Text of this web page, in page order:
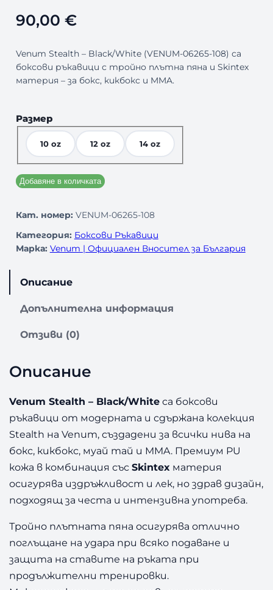
90,00 €
Venum Stealth – Black/White (VENUM-06265-108) са
боксови ръкавици с тройно плътна пяна и Skintex
материя – за бокс, кикбокс и MMA.
Размер
10 oz 12 oz 14 oz
Добавяне в количката
Кат. номер: VENUM-06265-108
Категория: Боксови Ръкавици
Марка: Venum | Официален Вносител за България
Описание
Допълнителна информация
Отзиви (0)
Описание
Venum Stealth – Black/White са боксови
ръкавици от модерната и сдържана колекция
Stealth на Venum, създадени за всички нива на
бокс, кикбокс, муай тай и MMA. Премиум PU
кожа в комбинация съсSkintex материя
осигурява издръжливост и лек, но здрав дизайн,
подходящ за честа и интензивна употреба.
Тройно плътната пяна осигурява отлично
поглъщане на удара при всяко подаване и
защита на ставите на ръката при
продължителни тренировки.